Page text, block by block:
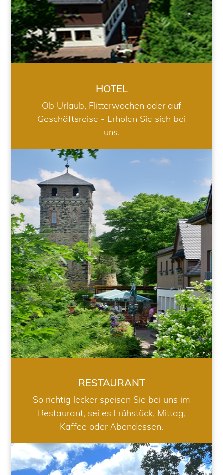
HOTEL
Ob Urlaub, Flitterwochen oder auf
Geschäftsreise - Erholen Sie sich bei
uns.
RESTAURANT
RESTAURANT
So richtig lecker speisen Sie bei uns im
Restaurant, sei es Frühstück, Mittag,
Kaffee oder Abendessen.